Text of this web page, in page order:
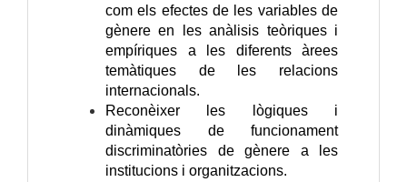
com els efectes de les variables de
gènere en les anàlisis teòriques i
empíriques a les diferents àrees
temàtiques de les relacions
internacionals.
Reconèixer les lògiques i
dinàmiques de funcionament
discriminatòries de gènere a les
institucions i organitzacions.